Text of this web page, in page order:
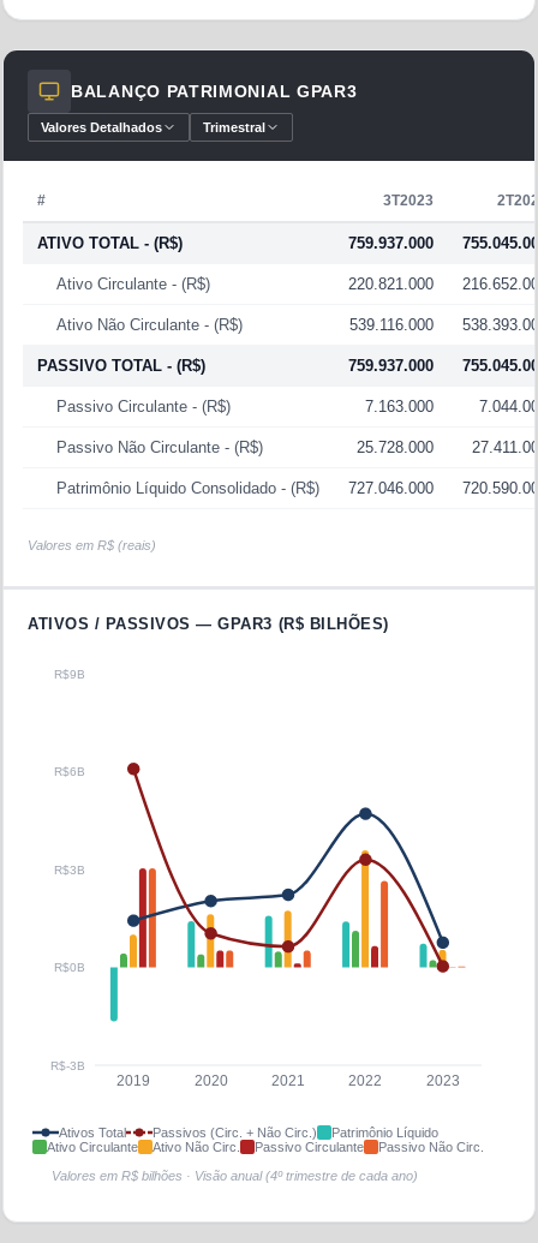
A companhia está inserida no setor
segmento deEnergia Elétrica.
milhões
Entre seus principais indicadores, P/L de 67,32,P/VP de
1,32
e Dividend Yield de 12,63% nos últimos 12 meses.
BALANÇO PATRIMONIAL GPAR3
Valores Detalhados Trimestral
# 3T2023
ATIVO TOTAL - (R$) 759.937.000
Ativo Circulante - (R$) 220.821.000
Ativo Não Circulante - (R$) 539.116.000
PASSIVO TOTAL - (R$) 759.937.000
Passivo Circulante - (R$) 7.163.000
Passivo Não Circulante - (R$) 25.728.000
Patrimônio Líquido Consolidado - (R$) 727.046.000
Valores em R$ (reais)
ATIVOS / PASSIVOS —GPAR3 (R$ BILHÕES)
2019 2020 2021 2022 2023
R$-3B
R$0B
R$3B
R$6B
R$9B
Ativos Total Passivos (Circ. + Não Circ.)
Patrimônio Líquido
Ativo Circulante
Ativo Não Circ. Passivo Circulante
Passivo Não Circ.
Valores em R$ bilhões · Visão anual (4º trimestre de cada ano)